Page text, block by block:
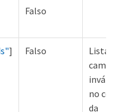
Falso
] Falso
Lista
no
da